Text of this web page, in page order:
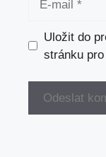
Uložit do
stránku